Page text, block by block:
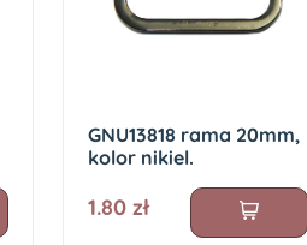
GNU13818 rama 20mm,
kolor nikiel.
1.80 zł